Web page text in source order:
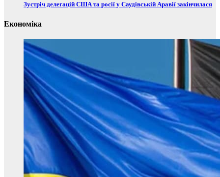
Зустріч делегацій США та росії у Саудівській Аравії закінчилася
Економіка